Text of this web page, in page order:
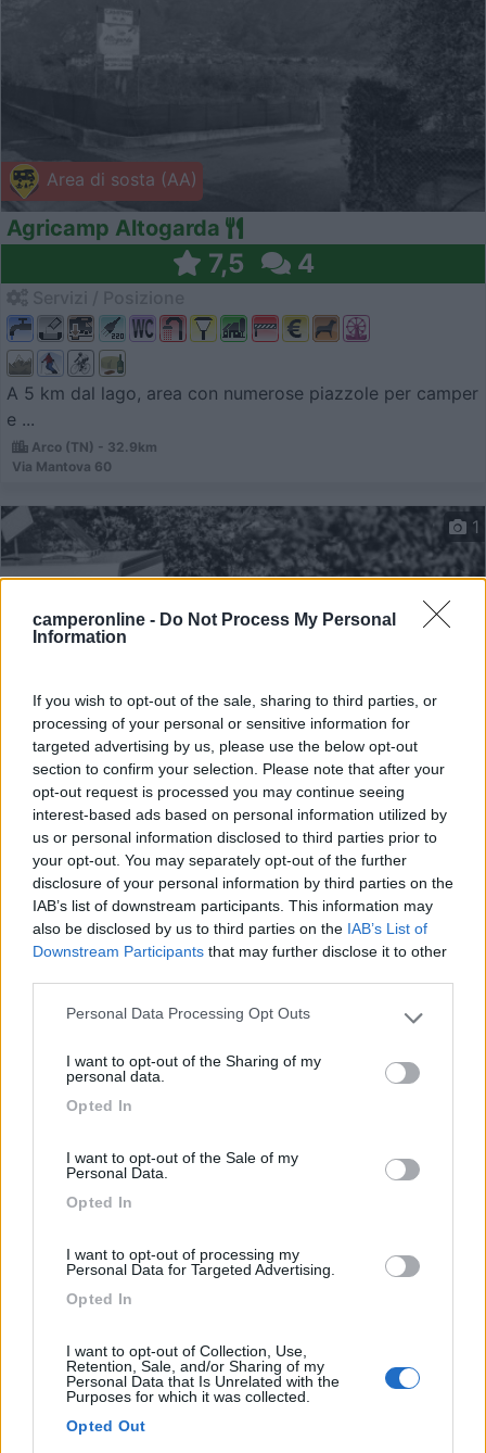
camperonline - Do Not Process My Personal
Information
If you wish to opt-out of the sale, sharing to third parties, or
processing of your personal or sensitive information for
targeted advertising by us, please use the below opt-out
section to confirm your selection. Please note that after your
opt-out request is processed you may continue seeing
interest-based ads based on personal information utilized by
us or personal information disclosed to third parties prior to
your opt-out. You may separately opt-out of the further
disclosure of your personal information by third parties on the
IAB’s list of downstream participants. This information may
also be disclosed by us to third parties on the IAB’s List of
Downstream Participants that may further disclose it to other
Please note that this website/app uses one or more Google
not limited to your visit or usage behaviour. You may click to
grant or deny consent to Google and its third-party tags to
use your data for below specified purposes in below Google
Personal Data Processing Opt Outs
I want to opt-out of the Sharing of my
personal data.
Opted In
I want to opt-out of the Sale of my
Personal Data.
Opted In
I want to opt-out of processing my
Personal Data for Targeted Advertising.
Opted In
I want to opt-out of Collection, Use,
Retention, Sale, and/or Sharing of my
Personal Data that Is Unrelated with the
Purposes for which it was collected.
Opted Out
Area di sosta (AA)
Agricamp Altogarda
7,5 4
A 5 km dal lago, area con numerose piazzole per camper
e ...
Arco (TN) - 32.9km
Via Mantova 60
Campeggio
1
Camping Grumï¿½l
7,7 3
Servizi / Posizione
A 2 km dalle spiagge di Torbole sul Lago di Garda,
Nago-Torbole (TN) - 36.8km
Via Strada Rivana, 46
Area di sosta (PS+CS)